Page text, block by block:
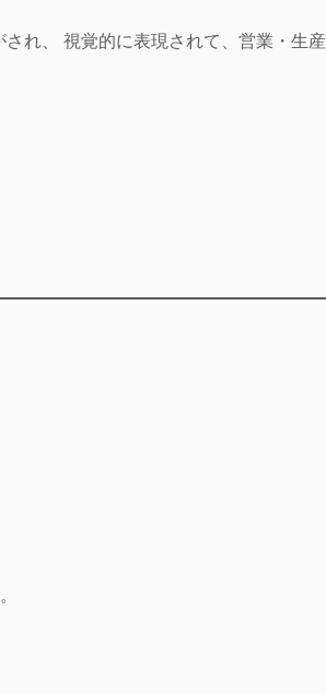
れ、 視覚的に表現されて、営業・生産